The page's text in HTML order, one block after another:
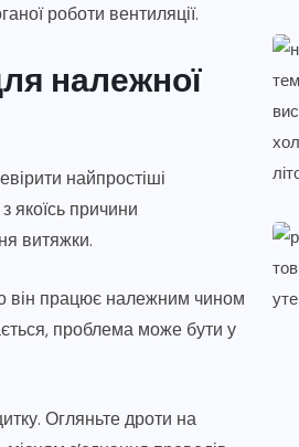
роботи вентиляції.
належної
найпростіші
якоїсь причини
витяжки.
він працює належним чином
проблема може бути у
Огляньте дроти на